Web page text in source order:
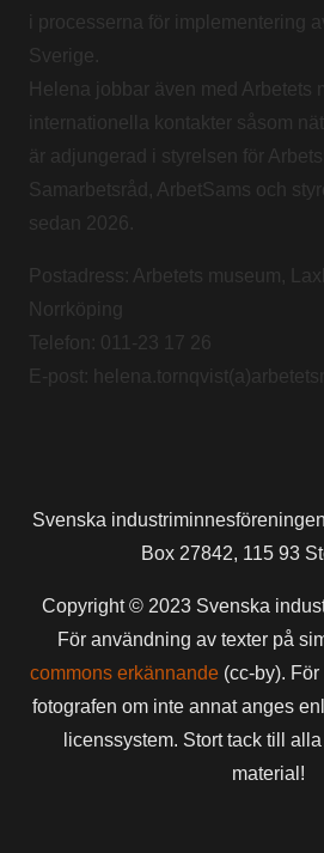
i processerna för implementering
Sverige.
Helena jobbar även med Arbetets
internationella kontakter såsom
är adjungerad i styrelsen för
Samarbetsråd, ArbetSams och
sedan 2026.
Postadress: Arbetets museum,
Norrköping
Telefon: 011-23 17 26
E-post:
Svenska
Box 27842, 115 93
Copyright © 2023 Svenska
För användning av texter på
commons erkännande(cc-by). För
fotografen om inte annat anges
licenssystem. Stort tack till
material!